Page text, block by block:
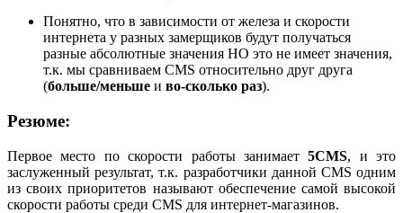
Понятно, что в зависимости от железа и скорости
интернета у разных замерщиков будут получаться
разные абсолютные значения НО это не имеет значения,
т.к. мы сравниваем CMS относительно друг друга
(больше/меньше и во-сколько раз).
Резюме:
Первое место по скорости работы занимает5CMS, и это
заслуженный результат, т.к. разработчики данной CMS одним
из своих приоритетов называют обеспечение самой высокой
скорости работы среди CMS для интернет-магазинов.